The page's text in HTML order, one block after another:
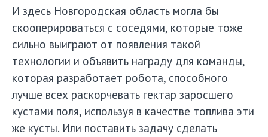
И здесь Новгородская область могла бы
скооперироваться с соседями, которые тоже
сильно выиграют от появления такой
технологии и объявить награду для команды,
которая разработает робота, способного
лучше всех раскорчевать гектар заросшего
кустами поля, используя в качестве топлива эти
же кусты. Или поставить задачу сделать